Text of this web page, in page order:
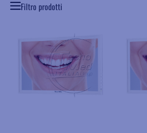
Filtro prodotti